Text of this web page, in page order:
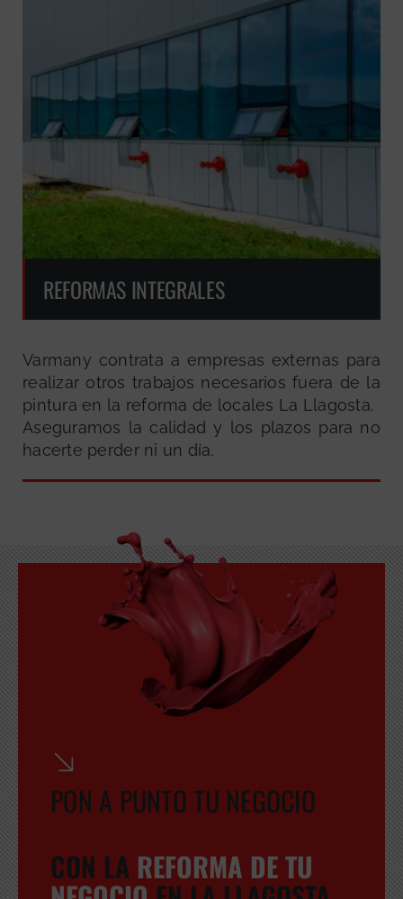
REFORMAS INTEGRALES
Varmany contrata a empresas externas para
realizar otros trabajos necesarios fuera de la
pintura en la reforma de locales La Llagosta.
Aseguramos la calidad y los plazos para no
hacerte perder ni un día.
PON A PUNTO TU NEGOCIO
CON LA REFORMA DE TU